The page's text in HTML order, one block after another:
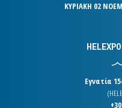
ΚΥΡΙΑΚΗ 02
Εγνατία